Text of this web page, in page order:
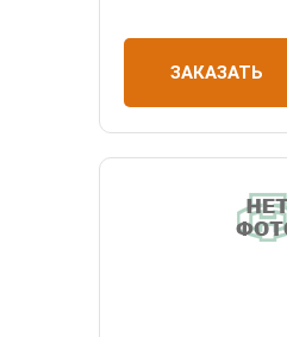
ЗАКАЗАТЬ